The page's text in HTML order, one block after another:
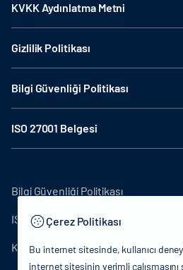
KVKK Aydınlatma Metni
Gizlilik Politikası
Bilgi Güvenliği Politikası
ISO 27001 Belgesi
Bilgi Güvenliği Politikası
ISO27001
KVKK Aydınlatma Metni
Çerez Politikası
Bu internet sitesinde, kullanıcı
internet sitesinin verimli çalışmasını